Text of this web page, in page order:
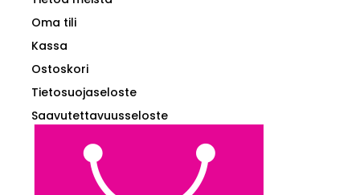
Oma tili
Kassa
Ostoskori
Tietosuojaseloste
Saavutettavuusseloste